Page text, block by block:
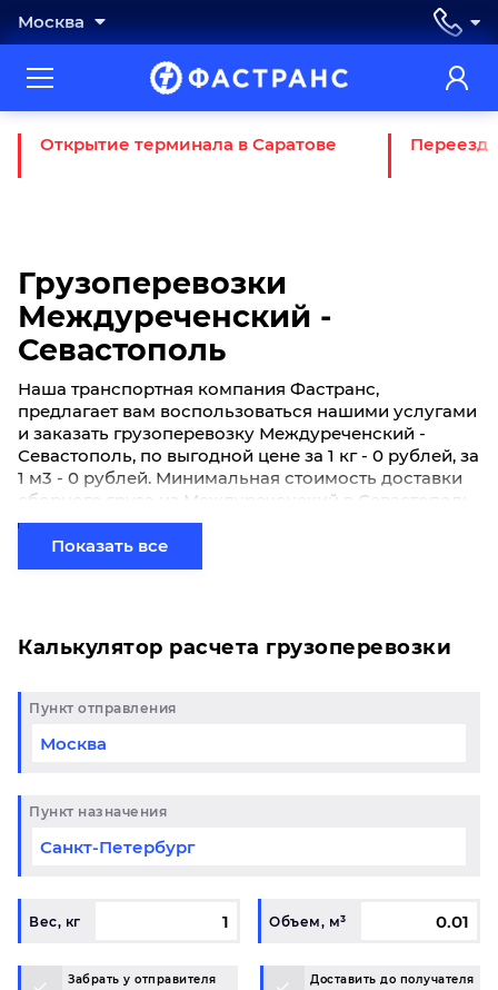
Москва
Открытие терминала в Саратове Переезд
Грузоперевозки
Междуреченский -
Севастополь
Наша транспортная компания Фастранс,
предлагает вам воспользоваться нашими услугами
и заказать грузоперевозку Междуреченский -
Севастополь, по выгодной цене за 1 кг - 0 рублей, за
1 м3 - 0 рублей. Минимальная стоимость доставки
сборного груза из Междуреченский в Севастополь
начинается от 0 рублей. Если вы хотите отправить
свой груз сборной партией по готовому маршруту
в Севастополь и у вас возникли вопросы,
Показать все
Калькулятор расчета грузоперевозки
Пункт отправления
Пункт назначения
Вес, кг Объем, м³
Забрать у отправителя Доставить до получателя